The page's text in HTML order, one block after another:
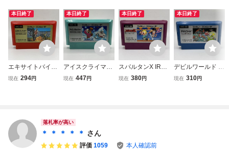
本日終了
エキサイトバイク
EXCITE BIKE Nint
ト カートリッジ
現在 294円
本日終了
アイスクライマー
ICE CLIMBER 19
ット カートリッジ
現在 447円
本日終了
スパルタンX IRE
M 1984 Nintendo
現在 380円
本日終了
デビルワールド D
evil World Nintend
現在 310円
落札率が高い
＊ ＊ ＊ ＊ ＊ さん
評価 1059 本人確認前